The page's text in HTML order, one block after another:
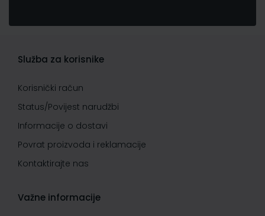
Služba za korisnike
Korisnički račun
Status/Povijest narudžbi
Informacije o dostavi
Povrat proizvoda i reklamacije
Kontaktirajte nas
Važne informacije